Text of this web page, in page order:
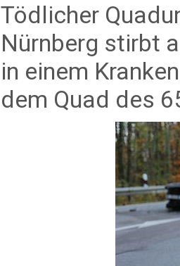
Tödlicher
Nürnberg stirbt
in einem
dem Quad des